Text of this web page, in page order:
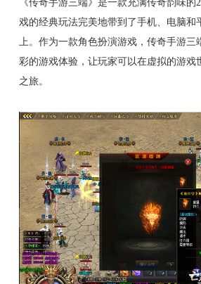
《传奇手游三端》是一款充满传奇韵味
戏的经典玩法完美地带到了手机、电脑和
上。作为一款角色扮演游戏，传奇手游三
彩的游戏体验，让玩家可以在虚拟的游戏
之旅。